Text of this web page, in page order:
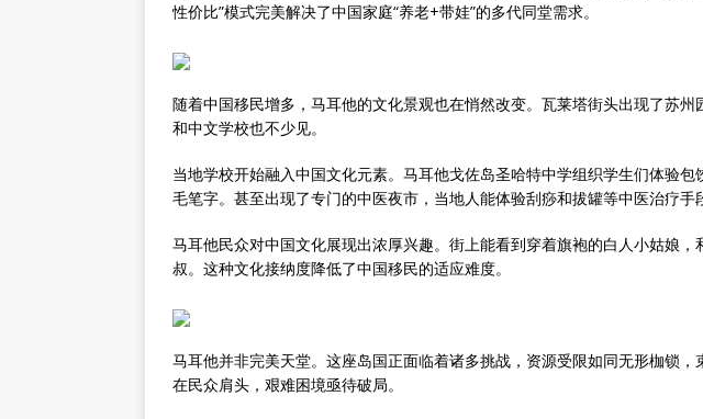
性价比”模式完美解决了中国家庭“养老+带娃”的多代同堂需求。
随着中国移民增多，马耳他的文化景观也在悄然改变。瓦莱塔街头出现了苏
和中文学校也不少见。
当地学校开始融入中国文化元素。马耳他戈佐岛圣哈特中学组织学生们体验
毛笔字。甚至出现了专门的中医夜市，当地人能体验刮痧和拔罐等中医治疗手
马耳他民众对中国文化展现出浓厚兴趣。街上能看到穿着旗袍的白人小姑娘
叔。这种文化接纳度降低了中国移民的适应难度。
马耳他并非完美天堂。这座岛国正面临着诸多挑战，资源受限如同无形枷锁
在民众肩头，艰难困境亟待破局。